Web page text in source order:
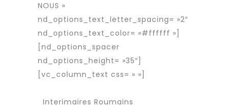
NOUS »
nd_options_text_letter_spacing= »2″
nd_options_text_color= »#ffffff »]
[nd_options_spacer
nd_options_height= »35″]
[vc_column_text css= » »]
Interimaires Roumains